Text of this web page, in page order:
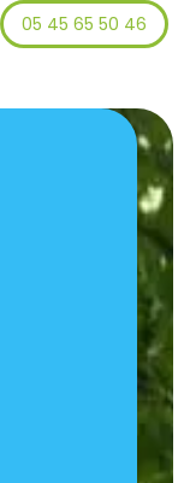
05 45 65 50 46